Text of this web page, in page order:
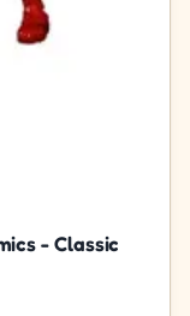
- Classic